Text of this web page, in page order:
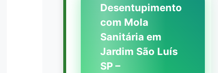
Desentupimento
com Mola
Sanitária em
Jardim São Luís
SP –